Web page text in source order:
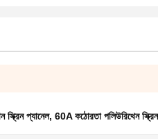
প্যানেল, 60A কঠোরতা পলিউরিথেন